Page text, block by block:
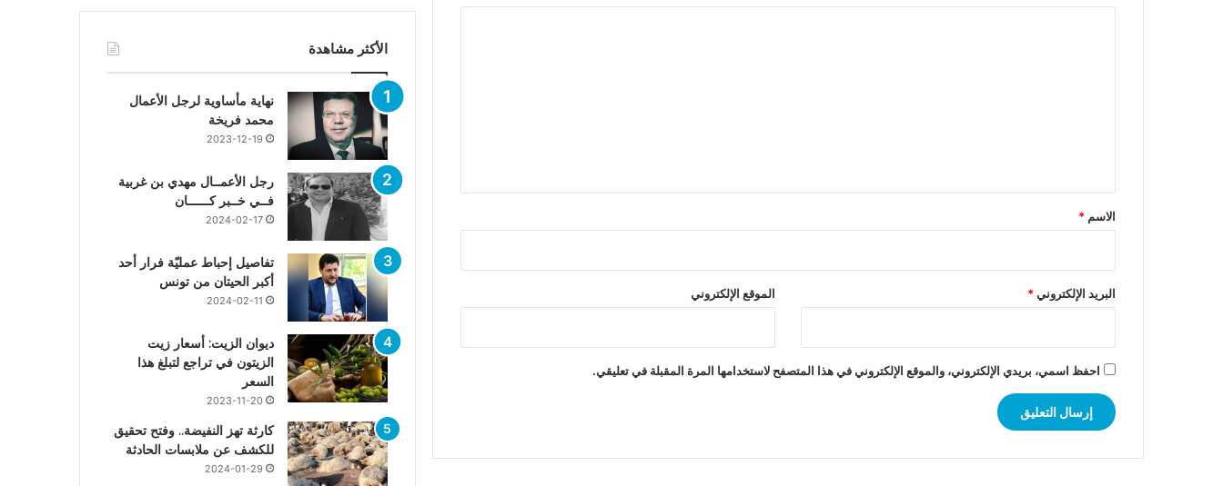
*
الاسم *
البريد الإلكتروني* الموقع الإلكتروني
احفظ اسمي، بريدي الإلكتروني، والموقع الإلكتروني في هذا المتصفح لاستخدامها المرة المقبلة في تعليقي.
الأكثر مشاهدة
نهاية مأساوية لرجل الأعمال
محمد فريخة
2023-12-19
رجل الأعمــال مهدي بن غربية
فــي خــبر كــــــان
2024-02-17
تفاصيل إحباط عمليّة فرار أحد
أكبر الحيتان من تونس
2024-02-11
ديوان الزيت: أسعار زيت
الزيتون في تراجع لتبلغ هذا
السعر
2023-11-20
كارثة تهز النفيضة.. وفتح تحقيق
للكشف عن ملابسات الحادثة
2024-01-29